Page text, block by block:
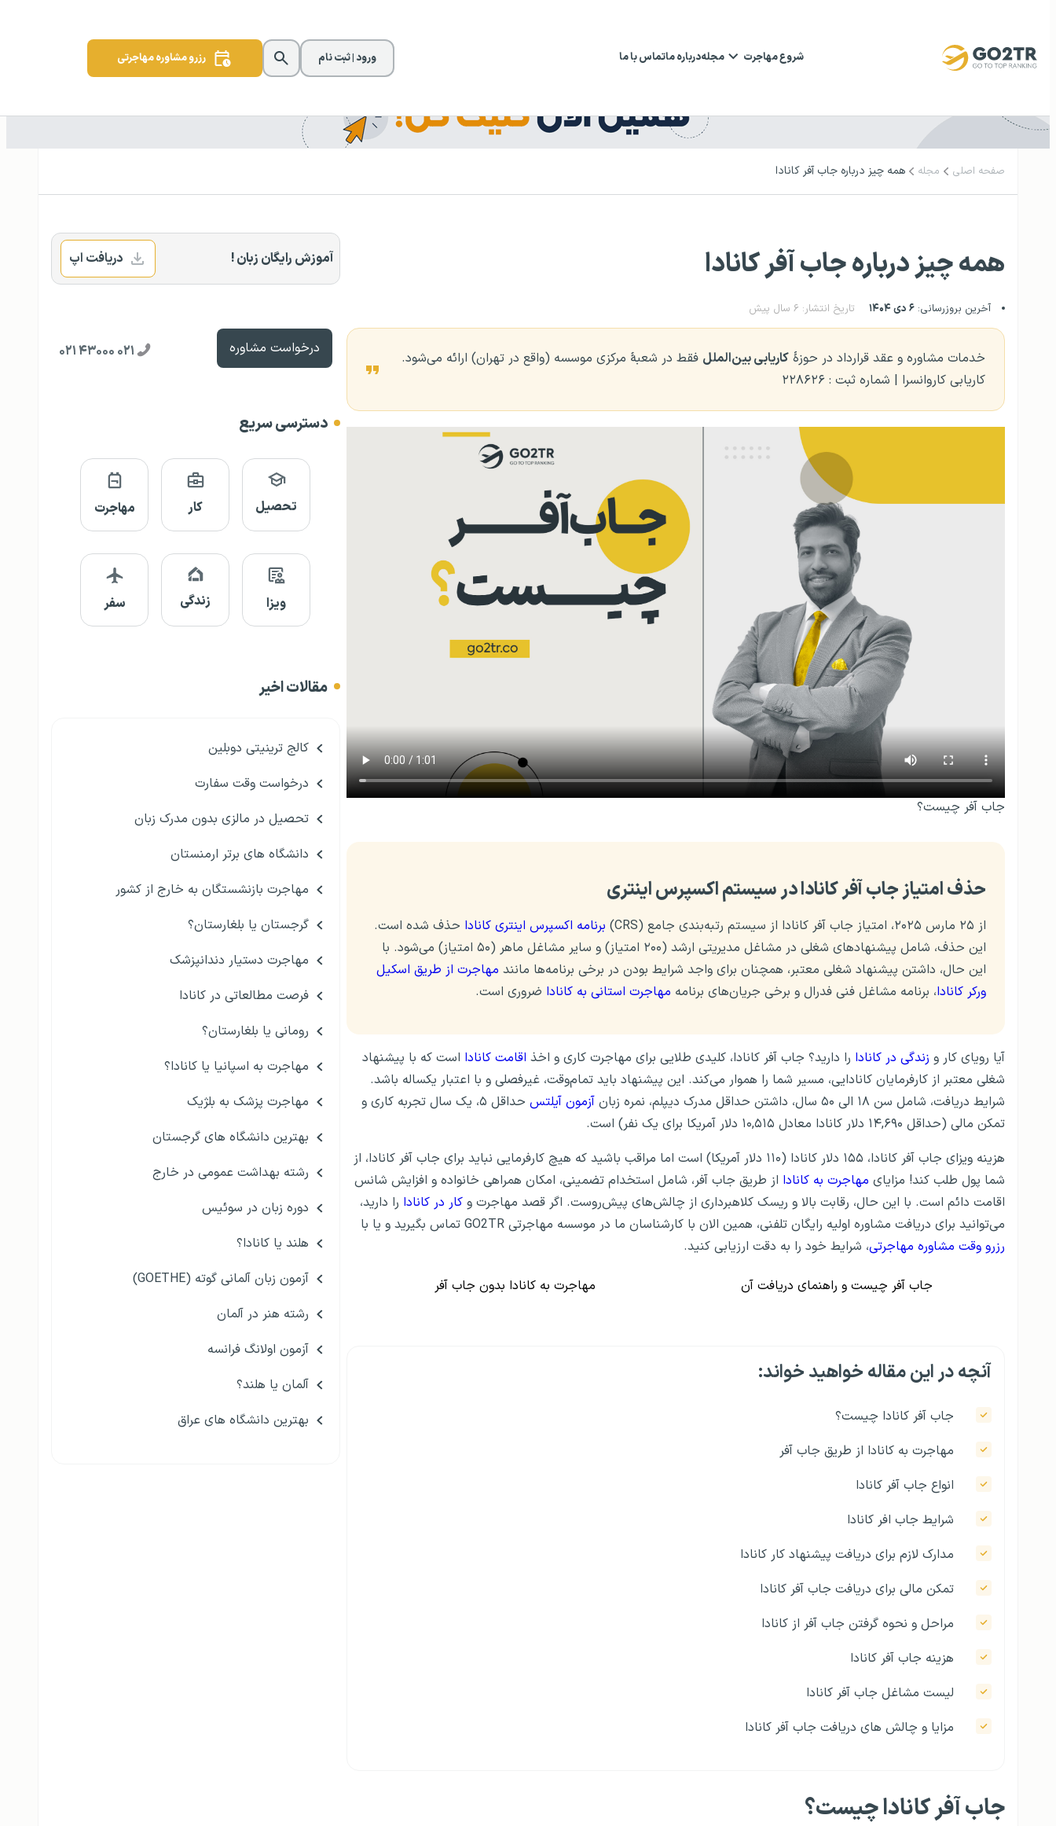
شروع مهاجرت مجلهدرباره ماتماس با ما ورود | ثبت نام رزرو مشاوره مهاجرتی
صفحه اصلی مجله همه چیز درباره جاب آفر کانادا
همه چیز درباره جاب آفر کانادا
آخرین بروزرسانی: ۶ دی ۱۴۰۴ تاریخ انتشار: ۶ سال پیش
خدمات مشاوره و عقد قرارداد در حوزهٔ کاریابی بین‌الملل فقط در شعبهٔ مرکزی موسسه (واقع در تهران) ارائه می‌شود.
کاریابی کاروانسرا | شماره ثبت : ۲۲۸۶۲۶
جاب آفر چیست؟
حذف امتیاز جاب آفر کانادا در سیستم اکسپرس اینتری
از ۲۵ مارس ۲۰۲۵، امتیاز جاب آفر کانادا از سیستم رتبه‌بندی جامع (CRS) برنامه اکسپرس اینتری کانادا حذف شده است.
این حذف، شامل پیشنهادهای شغلی در مشاغل مدیریتی ارشد (۲۰۰ امتیاز) و سایر مشاغل ماهر (۵۰ امتیاز) می‌شود. با
این حال، داشتن پیشنهاد شغلی معتبر، همچنان برای واجد شرایط بودن در برخی برنامه‌ها مانند مهاجرت از طریق اسکیل
ورکر کانادا، برنامه مشاغل فنی فدرال و برخی جریان‌های برنامه مهاجرت استانی به کانادا ضروری است.
آیا رویای کار و زندگی در کانادا را دارید؟ جاب آفر کانادا، کلیدی طلایی برای مهاجرت کاری و اخذ اقامت کانادا است که با پیشنهاد
شغلی معتبر از کارفرمایان کانادایی، مسیر شما را هموار می‌کند. این پیشنهاد باید تمام‌وقت، غیرفصلی و با اعتبار یکساله باشد.
شرایط دریافت، شامل سن ۱۸ الی ۵۰ سال، داشتن حداقل مدرک دیپلم، نمره زبان
آزمون آیلتس
حداقل ۵، یک سال تجربه کاری و
تمکن مالی (حداقل ۱۴,۶۹۰ دلار کانادا معادل ۱۰,۵۱۵ دلار آمریکا برای یک نفر) است.
هزینه‌ ویزای جاب آفر کانادا، ۱۵۵ دلار کانادا (۱۱۰ دلار آمریکا) است اما مراقب باشید که هیچ کارفرمایی نباید برای جاب آفر کانادا، از
شما پول طلب کند! مزایای مهاجرت به کانادا از طریق جاب آفر، شامل استخدام تضمینی، امکان همراهی خانواده و افزایش شانس
اقامت دائم است. با این حال، رقابت بالا و ریسک کلاهبرداری از چالش‌های پیش‌روست. اگر قصد مهاجرت و کار در کانادا را دارید،
می‌توانید برای دریافت مشاوره اولیه رایگان تلفنی، همین الان با کارشناسان ما در موسسه مهاجرتی GO2TR تماس بگیرید و یا با
رزرو وقت مشاوره مهاجرتی، شرایط خود را به دقت ارزیابی کنید.
جاب آفر چیست و راهنمای دریافت آن مهاجرت به کانادا بدون جاب آفر
آنچه در این مقاله خواهید خواند:
جاب آفر کانادا چیست؟
مهاجرت به کانادا از طریق جاب آفر
انواع جاب آفر کانادا
شرایط جاب افر کانادا
مدارک لازم برای دریافت پیشنهاد کار کانادا
تمکن مالی برای دریافت جاب آفر کانادا
مراحل و نحوه گرفتن جاب آفر از کانادا
هزینه جاب آفر کانادا
لیست مشاغل جاب آفر کانادا
مزایا و چالش های دریافت جاب آفر کانادا
جاب آفر کانادا چیست؟
آموزش رایگان زبان ! دریافت اپ
درخواست مشاوره ۰۲۱ ۴۳۰۰۰ ۰۲۱
دسترسی سریع
تحصیل کار مهاجرت
ویزا زندگی سفر
مقالات اخیر
کالج ترینیتی دوبلین
درخواست وقت سفارت
تحصیل در مالزی بدون مدرک زبان
دانشگاه های برتر ارمنستان
مهاجرت بازنشستگان به خارج از کشور
گرجستان یا بلغارستان؟
مهاجرت دستیار دندانپزشک
فرصت مطالعاتی در کانادا
رومانی یا بلغارستان؟
مهاجرت به اسپانیا یا کانادا؟
مهاجرت پزشک به بلژیک
بهترین دانشگاه های گرجستان
رشته بهداشت عمومی در خارج
دوره زبان در سوئیس
هلند یا کانادا؟
آزمون زبان آلمانی گوته (GOETHE)
رشته هنر در آلمان
آزمون اولانگ فرانسه
آلمان یا هلند؟
بهترین دانشگاه های عراق